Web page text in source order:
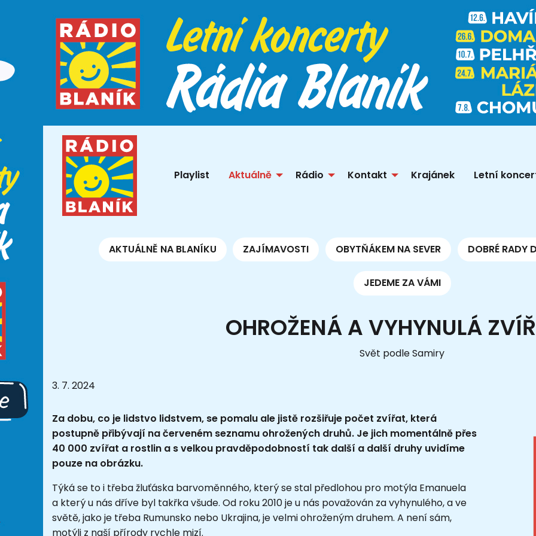
Playlist Aktuálně Rádio Kontakt Krajánek Letní
AKTUÁLNĚ NA BLANÍKU ZAJÍMAVOSTI OBYTŇÁKEM NA SEVER DOBRÉ RADY
JEDEME ZA VÁMI
OHROŽENÁ A VYHYNULÁ
Svět podle Samiry
3. 7. 2024
Za dobu, co je lidstvo lidstvem, se pomalu ale jistě rozšiřuje počet zvířat, která
postupně přibývají na červeném seznamu ohrožených druhů. Je jich momentálně přes
40 000 zvířat a rostlin a s velkou pravděpodobností tak další a další druhy uvidíme
pouze na obrázku.
Týká se to i třeba žluťáska barvoměnného, který se stal předlohou pro motýla Emanuela
a který u nás dříve byl takřka všude. Od roku 2010 je u nás považován za vyhynulého, a ve
světě, jako je třeba Rumunsko nebo Ukrajina, je velmi ohroženým druhem. A není sám,
motýli z naší přírody rychle mizí.